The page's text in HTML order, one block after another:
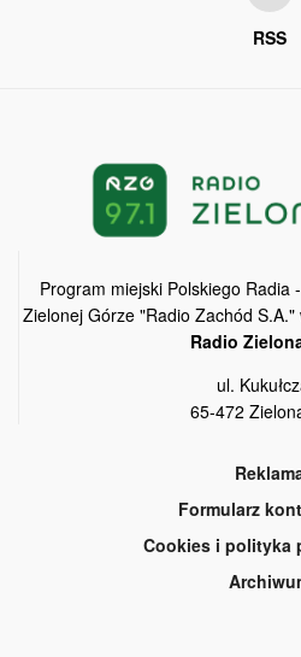
RSS
Program miejski Polskiego Radia
Zielonej Górze "Radio Zachód
Radio
ul.
65-472
Formularz
Cookies i polityka